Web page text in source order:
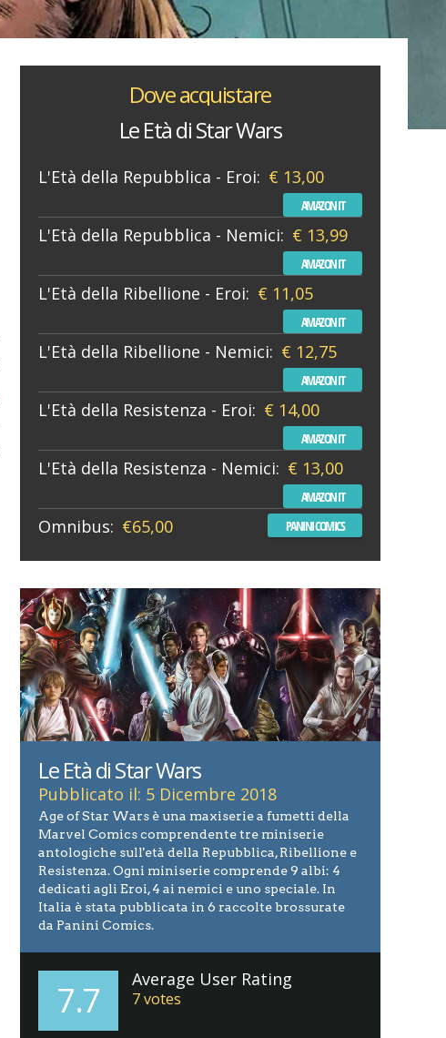
Dove acquistare
Le Età di Star Wars
L'Età della Repubblica - Eroi: € 13,00
AMAZON IT
L'Età della Repubblica - Nemici: € 13,99
AMAZON IT
L'Età della Ribellione - Eroi: € 11,05
AMAZON IT
L'Età della Ribellione - Nemici: € 12,75
AMAZON IT
L'Età della Resistenza - Eroi: € 14,00
AMAZON IT
L'Età della Resistenza - Nemici: € 13,00
AMAZON IT
Omnibus: €65,00 PANINI COMICS
Le Età di Star Wars
Pubblicato il: 5 Dicembre 2018
Age of Star Wars è una maxiserie a fumetti della
Marvel Comics comprendente tre miniserie
antologiche sull'età della Repubblica, Ribellione e
Resistenza. Ogni miniserie comprende 9 albi: 4
dedicati agli Eroi, 4 ai nemici e uno speciale. In
Italia è stata pubblicata in 6 raccolte brossurate
da Panini Comics.
7.7 Average User Rating
7votes